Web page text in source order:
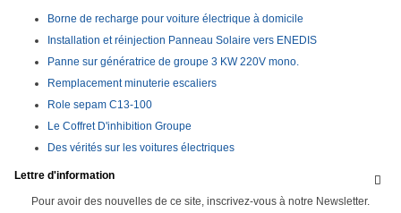
Borne de recharge pour voiture électrique à domicile
Installation et réinjection Panneau Solaire vers ENEDIS
Panne sur génératrice de groupe 3 KW 220V mono.
Remplacement minuterie escaliers
Role sepam C13-100
Le Coffret D'inhibition Groupe
Des vérités sur les voitures électriques

Lettre d'information
Pour avoir des nouvelles de ce site, inscrivez-vous à notre Newsletter.